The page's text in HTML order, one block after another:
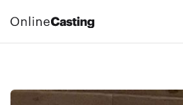
CASTINGS & JOBS